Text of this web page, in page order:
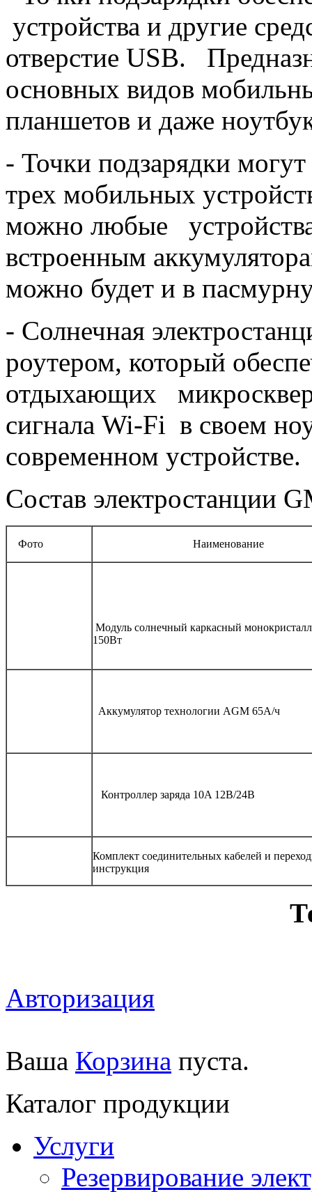
устройства и другие
отверстие USB.
основных видов
планшетов и даже
- Точки подзарядки
трех мобильных
можно любые
встроенным
можно будет и в
- Солнечная
роутером, который
отдыхающих
сигнала Wi-Fi в своем
современном устройстве.​
Состав электростанции
Фото Наименование
Модуль солнечный каркасный
150Вт
Аккумулятор технологии AGM 65А/ч
Контроллер заряда 10A 12В/24В
Комплект соединительных кабелей и
инструкция
Авторизация
Ваша Корзина пуста.
Каталог продукции
Услуги
Резервирование